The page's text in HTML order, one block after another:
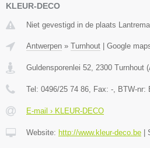
KLEUR-DECO
Niet gevestigd in de plaats
Antwerpen » Turnhout Google
Guldensporenlei 52 2300 Turnhout (
Tel: 0496/25 74 86 , Fax: - , BTW-nr:
E-mail › KLEUR-DECO
Website: http://www.kleur-deco.be